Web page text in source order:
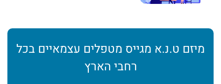
מיזם ט.נ.א מגייס מטפלים עצמאיים בכל
רחבי הארץ